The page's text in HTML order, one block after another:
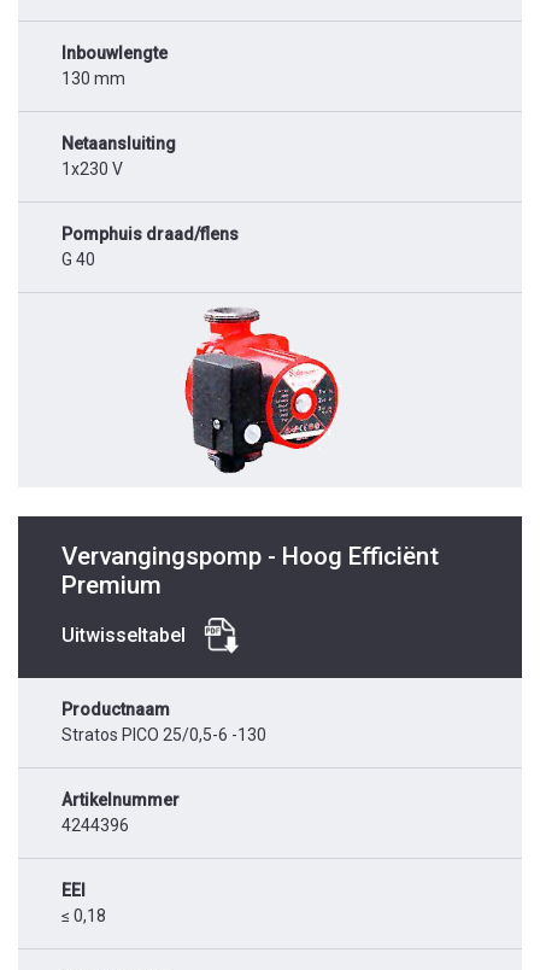
Inbouwlengte
130 mm
Netaansluiting
1x230 V
Pomphuis draad/flens
G 40
Vervangingspomp - Hoog Efficiënt
Premium
Uitwisseltabel
Productnaam
Stratos PICO 25/0,5-6 -130
Artikelnummer
4244396
EEI
≤ 0,18